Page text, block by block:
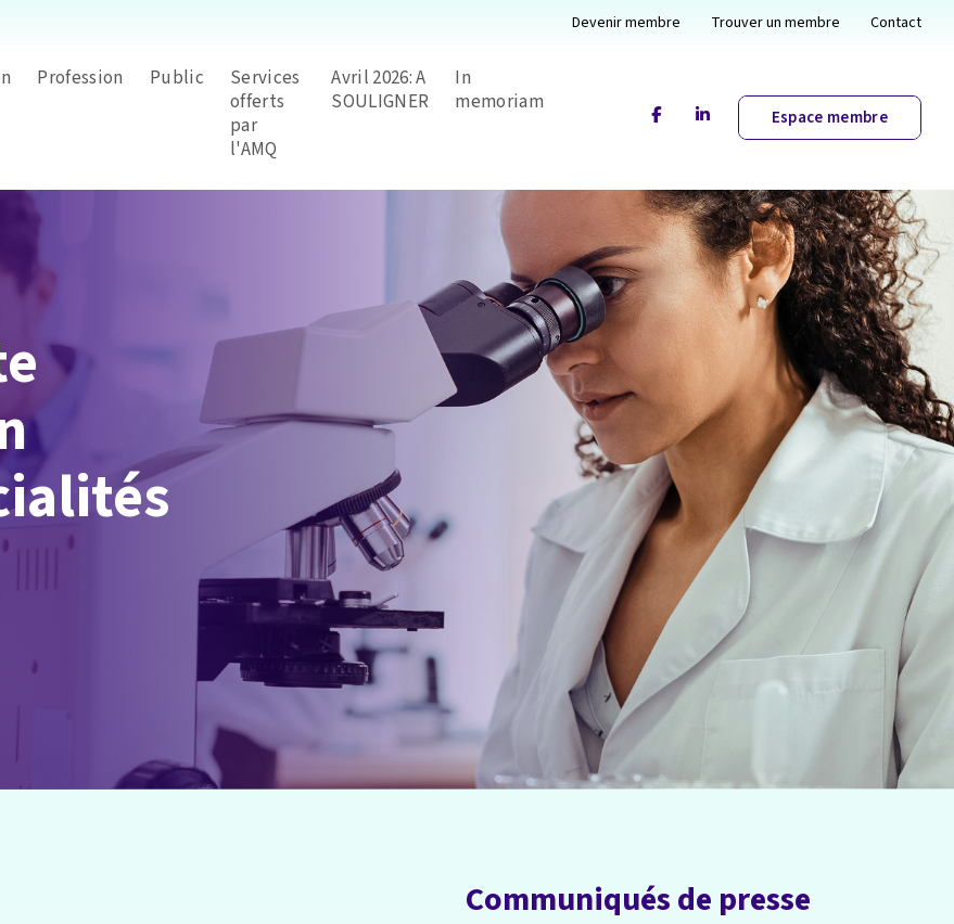
Devenir membre Trouver un membre Contact
Profession Public
Services
offerts
par
l'AMQ
Avril 2026: A
SOULIGNER
In
memoriam
facebooklinkedin Espace membre
Communiqués de presse